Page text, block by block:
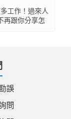
工作！過來人
再跟你分享怎
誤
問